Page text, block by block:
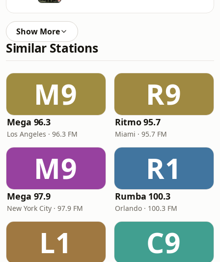
Show More
Similar Stations
M9
Mega 96.3
Los Angeles · 96.3 FM
R9
Ritmo 95.7
Miami · 95.7 FM
M9
Mega 97.9
New York City · 97.9 FM
R1
Rumba 100.3
Orlando · 100.3 FM
L1 C9